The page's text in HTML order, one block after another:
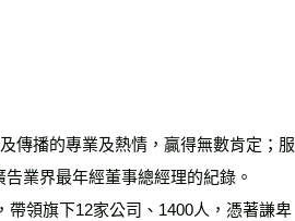
傳播的專業及熱情，贏得無數肯定；服
業界最年經董事總經理的紀錄。
領旗下12家公司、1400人，憑著謙卑